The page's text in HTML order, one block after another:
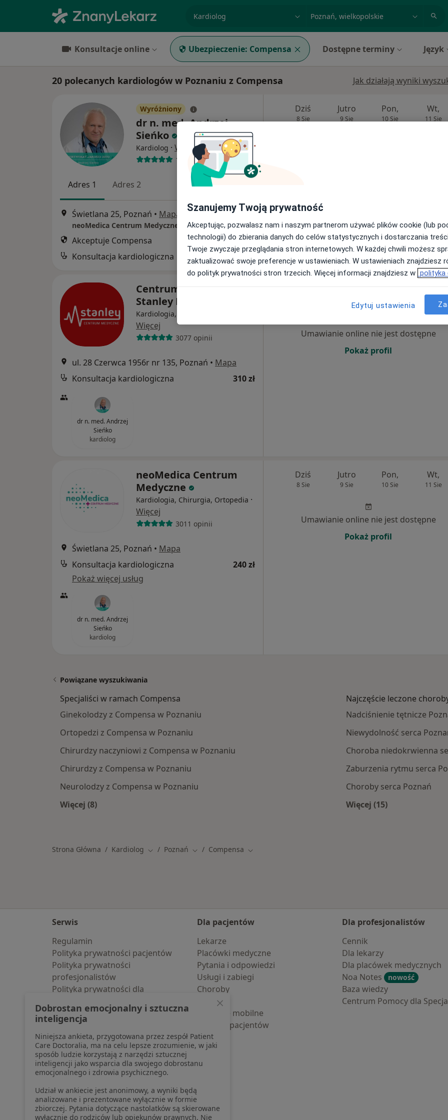
miasto lub dzielnica
Konsultacje online Ubezpieczenie: Compensa Dostępne terminy Język
20 polecanych kardiologów w Poznaniu z Compensa Jak działają wyniki
Wyróżniony
dr n. med. Andrzej
Sieńko
Kardiolog · Więcej
1112 opinii
Adres 1 Adres 2
Świetlana 25, Poznań • Mapa
neoMedica Centrum Medyczne
Akceptuje Compensa
Konsultacja kardiologiczna
300 zł
Dziś
8 Sie
Jutro
9 Sie
Pon,
10 Sie
Wt,
11 Sie
Centrum Medyczne
Stanley Poznań
Kardiologia, Ortopedia, Chirurgia
Więcej
3077 opinii
ul. 28 Czerwca 1956r nr 135, Poznań • Mapa
Konsultacja kardiologiczna
310 zł
dr n. med. Andrzej
Sieńko
kardiolog
Umawianie online nie jest dostępne
Pokaż profil
neoMedica Centrum
Medyczne
Kardiologia, Chirurgia, Ortopedia ·
Więcej
3011 opinii
Świetlana 25, Poznań • Mapa
Konsultacja kardiologiczna
240 zł
Pokaż więcej usług
dr n. med. Andrzej
Sieńko
kardiolog
Dziś
8 Sie
Jutro
9 Sie
Pon,
10 Sie
Wt,
11 Sie
Umawianie online nie jest dostępne
Pokaż profil
Powiązane wyszukiwania
Specjaliści w ramach Compensa
Ginekolodzy z Compensa w Poznaniu
Ortopedzi z Compensa w Poznaniu
Chirurdzy naczyniowi z Compensa w Poznaniu
Chirurdzy z Compensa w Poznaniu
Neurolodzy z Compensa w Poznaniu
Więcej (8)
Najczęście leczone
Nadciśnienie tętnicze
Niewydolność serca
Choroba niedokrwienna
Zaburzenia rytmu serca
Choroby serca Poznań
Więcej (15)
Strona Główna Kardiolog Zmień miasto
Poznań Zmień miasto
Compensa Zmień miasto
Serwis
Regulamin
Polityka prywatności pacjentów
Polityka prywatności
profesjonalistów
Polityka prywatności dla
pozyskaliśmy samodzielnie
Polityka cookies
Jak działają wyniki wyszukiwania
Dostępność
O nas
Praca Rekrutujemy!
Partnerzy
Centrum prasowe
Kontakt
Dla pacjentów
Lekarze
Placówki medyczne
Pytania i odpowiedzi
Usługi i zabiegi
Choroby
Pomoc
Aplikacje mobilne
Blog dla pacjentów
Dla profesjonalistów
Cennik
Dla lekarzy
Dla placówek medycznych
Noa Notes
nowość
Baza wiedzy
Centrum Pomocy dla
Szanujemy Twoją prywatność
Akceptując, pozwalasz nam i naszym partnerom używać plików cookie (lub
technologii) do zbierania danych do celów statystycznych i dostarczania
Twoje zwyczaje przeglądania stron internetowych. W każdej chwili możesz
zaktualizować swoje preferencje w ustawieniach. W ustawieniach znajdziesz
do polityk prywatności stron trzecich. Więcej informacji znajdziesz w polityka
Edytuj ustawienia
Dobrostan emocjonalny i sztuczna
inteligencja
Niniejsza ankieta, przygotowana przez zespół Patient
Care Doctoralia, ma na celu lepsze zrozumienie, w jaki
sposób ludzie korzystają z narzędzi sztucznej
inteligencji jako wsparcia dla swojego dobrostanu
emocjonalnego i zdrowia psychicznego.
Udział w ankiecie jest anonimowy, a wyniki będą
analizowane i prezentowane wyłącznie w formie
zbiorczej. Pytania dotyczące nastolatków są skierowane
wyłącznie do rodziców lub opiekunów prawnych. Nie